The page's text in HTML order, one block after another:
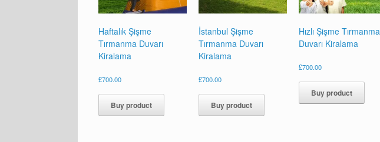
Haftalık Şişme
Tırmanma Duvarı
Kiralama
£700.00
Buy product
İstanbul Şişme
Tırmanma Duvarı
Kiralama
£700.00
Buy product
Hızlı Şişme Tırmanma
Duvarı Kiralama
£700.00
Buy product